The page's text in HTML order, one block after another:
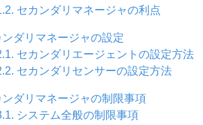
セカンダリマネージャの利点
ダリマネージャの設定
セカンダリエージェントの設定方法
セカンダリセンサーの設定方法
ダリマネージャの制限事項
システム全般の制限事項